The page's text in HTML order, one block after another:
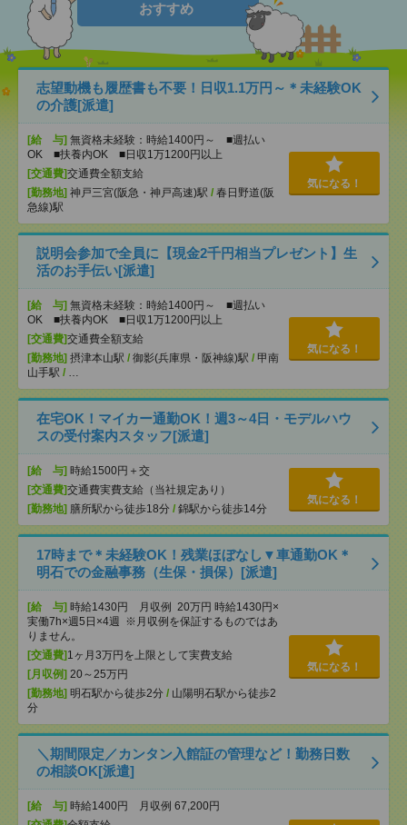
おすすめ
志望動機も履歴書も不要！日収1.1万円～＊未経験OK
の介護[派遣]
[給 与] 無資格未経験：時給1400円～ ■週払い
OK ■扶養内OK ■日収1万1200円以上
[交通費]交通費全額支給
[勤務地] 神戸三宮(阪急・神戸高速)駅 / 春日野道(阪
急線)駅
気になる！
説明会参加で全員に【現金2千円相当プレゼント】生
活のお手伝い[派遣]
[給 与] 無資格未経験：時給1400円～ ■週払い
OK ■扶養内OK ■日収1万1200円以上
[交通費]交通費全額支給
[勤務地] 摂津本山駅 / 御影(兵庫県・阪神線)駅 / 甲南
山手駅 / …
気になる！
在宅OK！マイカー通勤OK！週3～4日・モデルハウ
スの受付案内スタッフ[派遣]
[給 与] 時給1500円＋交
[交通費]交通費実費支給（当社規定あり）
[勤務地] 膳所駅から徒歩18分 / 錦駅から徒歩14分
気になる！
17時まで＊未経験OK！残業ほぼなし▼車通勤OK＊
明石での金融事務（生保・損保）[派遣]
[給 与] 時給1430円 月収例 20万円 時給1430円×
実働7h×週5日×4週 ※月収例を保証するものではあ
りません。
[交通費] 1ヶ月3万円を上限として実費支給
[月収例] 20～25万円
[勤務地] 明石駅から徒歩2分 / 山陽明石駅から徒歩2
分
気になる！
＼期間限定／カンタン入館証の管理など！勤務日数
の相談OK[派遣]
[給 与] 時給1400円 月収例 67,200円